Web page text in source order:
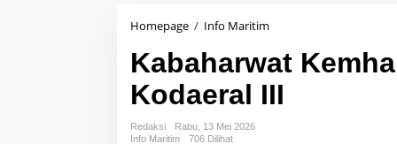
Homepage / Info Maritim
b
a
h
a
Kabaharwat
Kodaeral III
Redaksi
Rabu, 13 Mei 2026
Info Maritim
706 Dilihat